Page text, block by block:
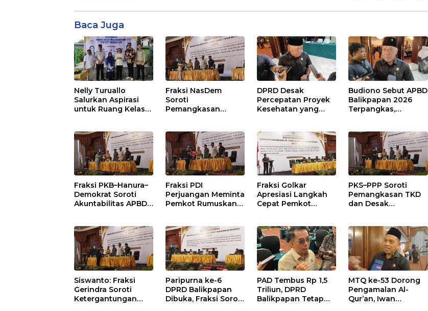
Baca Juga
Nelly Turuallo
Salurkan Aspirasi
untuk Ruang Kelas
Fraksi NasDem
Soroti
Pemangkasan
Dorong Prioritas
pada Layanan
Publik
DPRD Desak
Percepatan Proyek
Kesehatan yang
Budiono Sebut APBD
Balikpapan 2026
Terpangkas,
Naik
Fraksi PKB–Hanura–
Demokrat Soroti
Akuntabilitas APBD
Pengawasan
Belanja Modal
Fraksi PDI
Perjuangan Meminta
Pemkot Rumuskan
sebagai Penyangga
IKN
Fraksi Golkar
Apresiasi Langkah
Cepat Pemkot
PKS–PPP Soroti
Pemangkasan TKD
dan Desak
APBD Balikpapan
2026
Siswanto: Fraksi
Gerindra Soroti
Ketergantungan
Paripurna ke-6
DPRD Balikpapan
Dibuka, Fraksi Soroti
PAD Tembus Rp 1,5
Triliun, DPRD
Balikpapan Tetap
MTQ ke-53 Dorong
Pengamalan Al-
Qur’an, Iwan